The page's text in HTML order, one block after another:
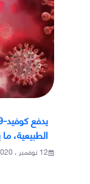
الطبيعية،
12 نوفمبر ، 2020